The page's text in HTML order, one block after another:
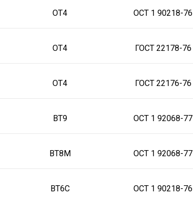
ОТ4 ОСТ 1 90218-76
ОТ4 ГОСТ 22178-76
ОТ4 ГОСТ 22176-76
ВТ9 ОСТ 1 92068-77
ВТ8М ОСТ 1 92068-77
ВТ6С ОСТ 1 90218-76